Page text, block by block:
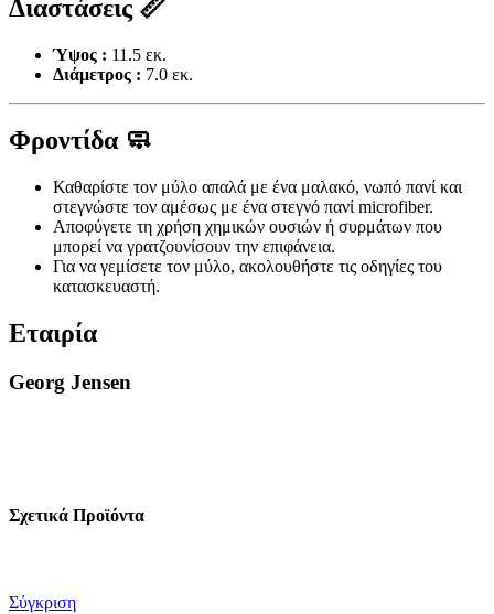
Διαστάσεις 📏
Ύψος : 11.5 εκ.
Διάμετρος : 7.0 εκ.
Φροντίδα 🧼
Καθαρίστε τον μύλο απαλά με ένα μαλακό, νωπό πανί και
στεγνώστε τον αμέσως με ένα στεγνό πανί microfiber.
Αποφύγετε τη χρήση χημικών ουσιών ή συρμάτων που
μπορεί να γρατζουνίσουν την επιφάνεια.
Για να γεμίσετε τον μύλο, ακολουθήστε τις οδηγίες του
κατασκευαστή.
Εταιρία
Georg Jensen
Σχετικά Προϊόντα
Σύγκριση